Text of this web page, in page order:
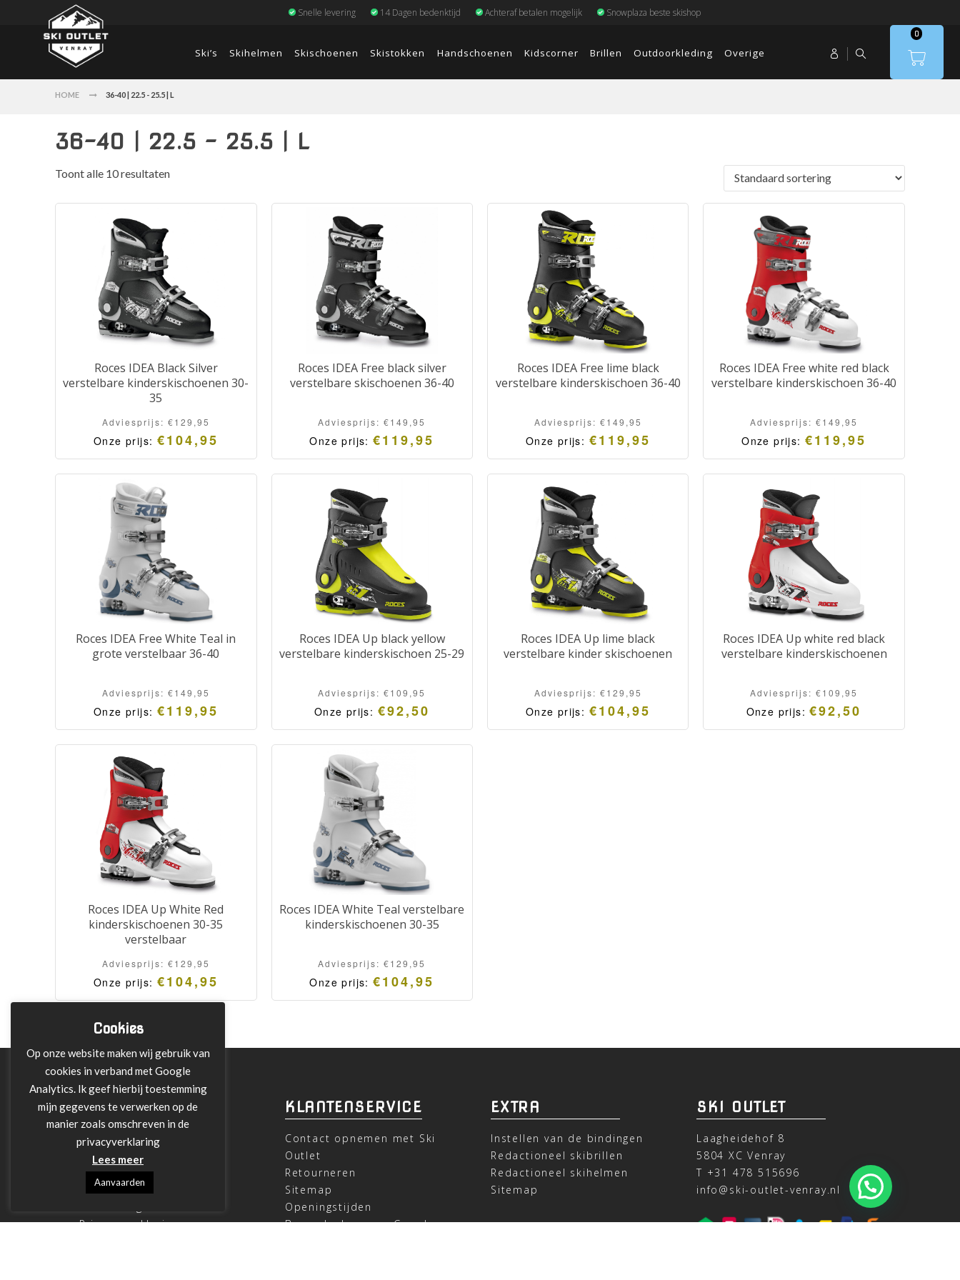
Snelle levering 14 Dagen bedenktijd Achteraf betalen mogelijk Snowplaza beste skishop
Ski’s Skihelmen Skischoenen Skistokken Handschoenen Kidscorner Brillen Outdoorkleding Overige
0
HOME 36-40 | 22.5 - 25.5 | L
36-40 | 22.5 - 25.5 | L
Toont alle 10 resultaten
Roces IDEA Black Silver
verstelbare kinderskischoenen 30-
35
Adviesprijs: €129,95
Onze prijs: €104,95
Roces IDEA Free black silver
verstelbare skischoenen 36-40
Adviesprijs:€149,95
Onze prijs:€119,95
Roces IDEA Free lime black
verstelbare kinderskischoen 36-40
Adviesprijs: €149,95
Onze prijs: €119,95
Roces IDEA Free white red black
verstelbare kinderskischoen 36-40
Adviesprijs:€149,95
Onze prijs: €119,95
Roces IDEA Free White Teal in
grote verstelbaar 36-40
Adviesprijs: €149,95
Onze prijs: €119,95
Roces IDEA Up black yellow
verstelbare kinderskischoen 25-29
Adviesprijs:€109,95
Onze prijs: €92,50
Roces IDEA Up lime black
verstelbare kinder skischoenen
Adviesprijs: €129,95
Onze prijs: €104,95
Roces IDEA Up white red black
verstelbare kinderskischoenen
Adviesprijs:€109,95
Onze prijs:€92,50
Roces IDEA Up White Red
kinderskischoenen 30-35
verstelbaar
Adviesprijs: €129,95
Onze prijs: €104,95
Roces IDEA White Teal verstelbare
kinderskischoenen 30-35
Adviesprijs:€129,95
Onze prijs:€104,95
INFORMATIE
Over ons
Leveringen
Betalen met Klarna
Algemene Voorwaarden
Privacy verklaring
KLANTENSERVICE
Contact opnemen met Ski
Outlet
Retourneren
Sitemap
Openingstijden
Beoordeel ons op Google
EXTRA
Instellen van de bindingen
Redactioneel skibrillen
Redactioneel skihelmen
Sitemap
SKI OUTLET
Laagheidehof 8
5804 XC Venray
T +31 478 515696
info@ski-outlet-venray.nl
Cookies
Op onze website maken wij gebruik van
cookies in verband met Google
Analytics. Ik geef hierbij toestemming
mijn gegevens te verwerken op de
manier zoals omschreven in de
privacyverklaring
Lees meer
Aanvaarden